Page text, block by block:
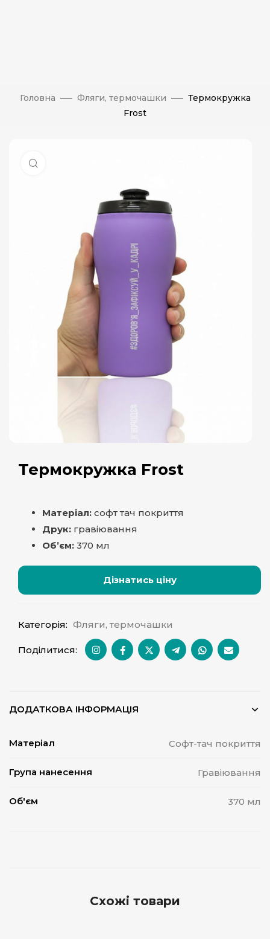
Головна Фляги, термочашки
Термокружка
Frost
Термокружка Frost
Матеріал: софт тач покриття
Друк: гравіювання
Об’єм: 370 мл
Дізнатись ціну
Категорія: Фляги, термочашки
Поділитися:
ДОДАТКОВА ІНФОРМАЦІЯ
Матеріал Софт-тач покриття
Група нанесення Гравіювання
Об'єм 370 мл
Схожі товари